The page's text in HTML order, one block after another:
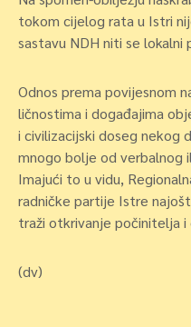
tokom cijelog rata u Istri
sastavu NDH niti se lokalni
Odnos prema povijesnom
ličnostima i događajima
i civilizacijski doseg nekog
mnogo bolje od verbalnog
Imajući to u vidu,
radničke partije Istre
traži otkrivanje počinitelja i
(dv)